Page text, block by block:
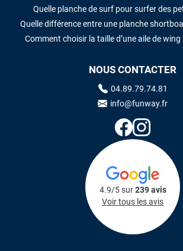
Quelle planche de surf pour surfer des
Quelle différence entre une planche
Comment choisir la taille d’une aile de
NOUS CONTACTER
04.89.79.74.81
info@funway.fr
4.9/5 sur239 avis
Voir tous les avis